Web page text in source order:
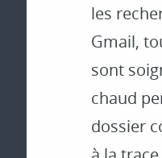
les
Gmail,
sont
chaud
dossier